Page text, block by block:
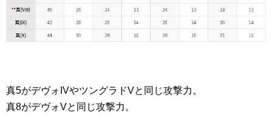
真5がデヴォIVやツングラドVと同じ攻撃力。
真8がデヴォVと同じ攻撃力。